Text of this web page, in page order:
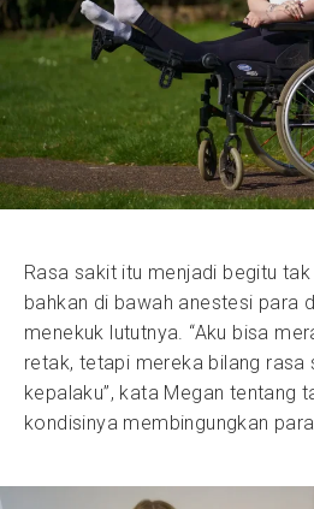
Rasa sakit itu menjadi begitu
bahkan di bawah anestesi para
menekuk lututnya. “Aku bisa
retak, tetapi mereka bilang rasa
kepalaku”, kata Megan tentang
kondisinya membingungkan